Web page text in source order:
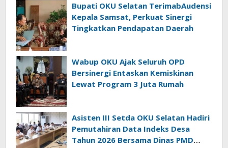
Bupati OKU Selatan TerimabAudensi
Kepala Samsat, Perkuat Sinergi
Tingkatkan Pendapatan Daerah
Wabup OKU Ajak Seluruh OPD
Bersinergi Entaskan Kemiskinan
Lewat Program 3 Juta Rumah
Asisten III Setda OKU Selatan Hadiri
Pemutahiran Data Indeks Desa
Tahun 2026 Bersama Dinas PMD